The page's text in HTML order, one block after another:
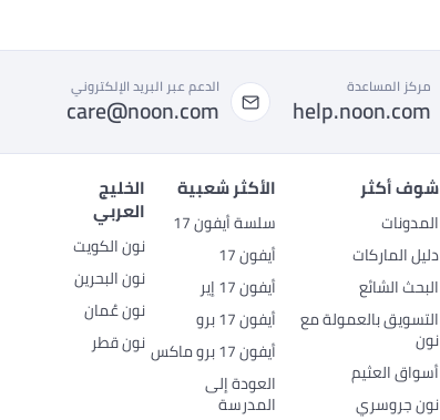
مركز المساعدة
help.noon.com
الدعم عبر البريد الإلكتروني
care@noon.com
شوف أكثر
المدونات
دليل الماركات
البحث الشائع
التسويق بالعمولة مع
نون
أسواق العثيم
نون جروسري
الأكثر شعبية
سلسة أيفون 17
أيفون 17
أيفون 17 إير
أيفون 17 برو
أيفون 17 برو ماكس
العودة إلى
المدرسة
الخليج
العربي
نون الكويت
نون البحرين
نون عُمان
نون قطر